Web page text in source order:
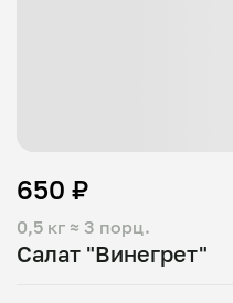
Салат "Винегрет"
0,5 кг ≈ 3 порц.
650 ₽